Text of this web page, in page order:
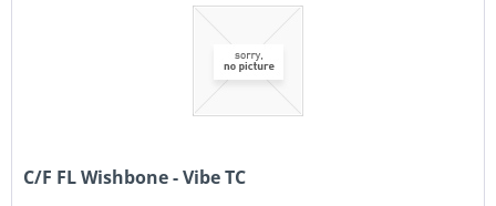
C/F FL Wishbone - Vibe TC